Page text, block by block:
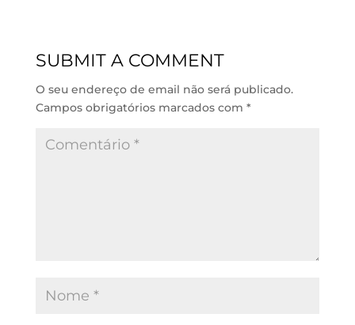
I
p
o
SUBMIT A COMMENT
O seu endereço de email não será publicado.
Campos obrigatórios marcados com *